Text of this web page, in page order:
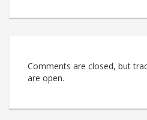
Comments are closed, but
are open.